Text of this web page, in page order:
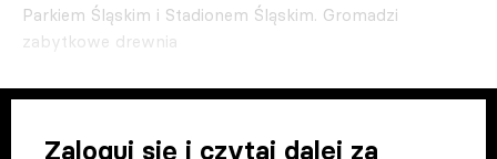
Parkiem Śląskim i Stadionem Śląskim. Gromadzi
zabytkowe drewnia
Zaloguj się i czytaj dalej za